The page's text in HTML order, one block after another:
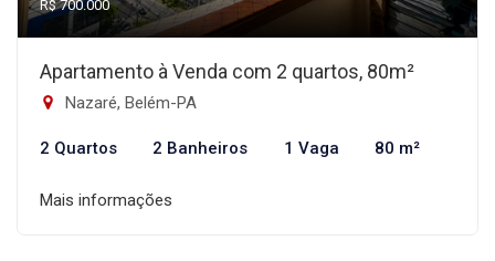
R$ 700.000
Apartamento à Venda com 2 quartos, 80m²
Nazaré, Belém-PA
2 Quartos 2 Banheiros 1 Vaga 80 m²
Mais informações